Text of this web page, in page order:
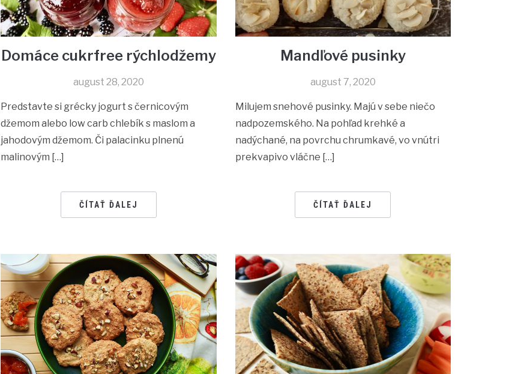
Domáce cukrfree rýchlodžemy
august 28, 2020
Predstavte si grécky jogurt s černicovým
džemom alebo low carb chlebík s maslom a
jahodovým džemom. Či palacinku plnenú
malinovým […]
ČÍTAŤ ĎALEJ
Mandľové pusinky
august 7, 2020
Milujem snehové pusinky. Majú v sebe niečo
nadpozemského. Na pohľad krehké a
nadýchané, na povrchu chrumkavé, vo vnútri
prekvapivo vláčne […]
ČÍTAŤ ĎALEJ